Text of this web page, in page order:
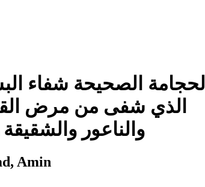
الحجامة الصحيحة شفاء
الذي شفى من مرض
والناعور
Amin